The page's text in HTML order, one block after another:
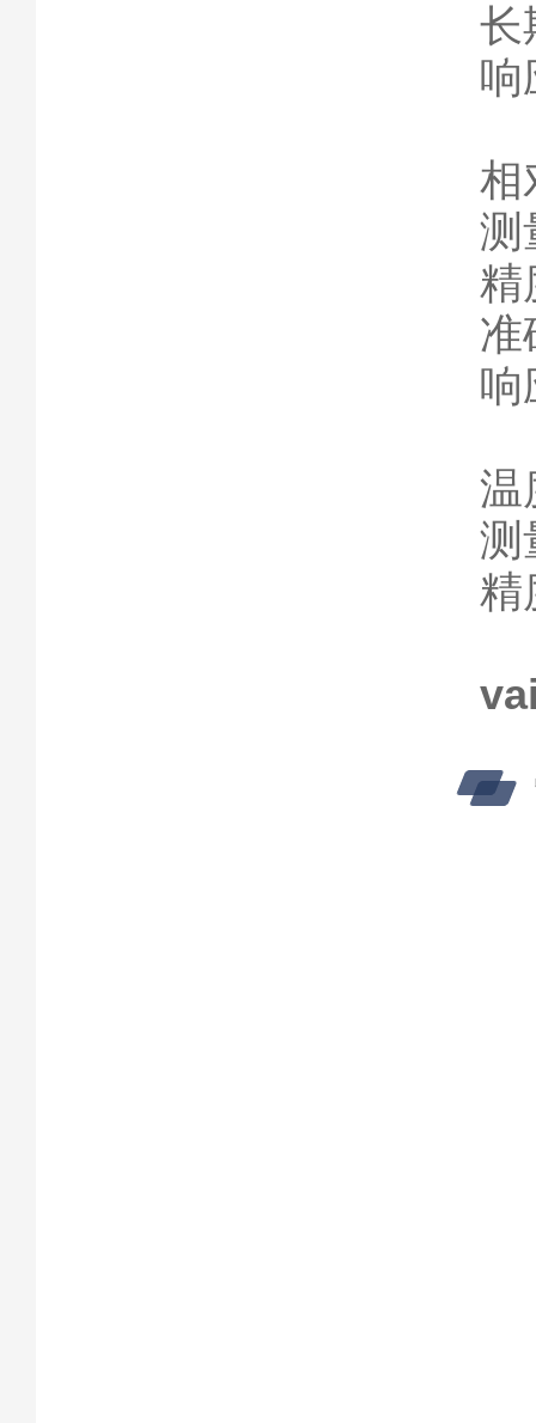
长
响
相
测
精
准
响
温
测
精